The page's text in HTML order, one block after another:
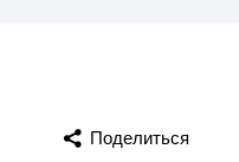
Поделиться